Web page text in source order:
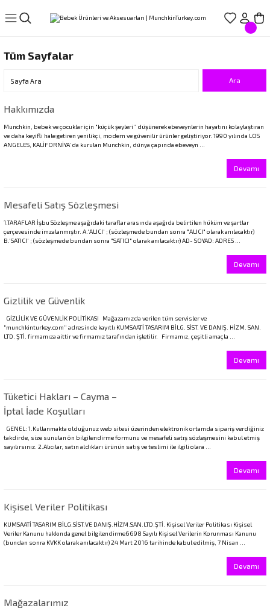
Geri Dön
Geri Dön
Geri Dön
Setleri
Geri Dön
Geri Dön
Tüm Sayfalar
Hakkımızda
Munchkin, bebek ve çocuklar için "küçük şeyleri” düşünerek ebeveynlerin hayatını kolaylaştıran
ve daha keyifli hale getiren yenilikçi, modern ve güvenilir ürünler geliştiriyor. 1990 yılında LOS
ANGELES, KALİFORNİYA’da kurulan Munchkin, dünya çapında ebeveyn ...
Devamı
Mesafeli Satış Sözleşmesi
1.TARAFLAR İşbu Sözleşme aşağıdaki taraflar arasında aşağıda belirtilen hüküm ve şartlar
çerçevesinde imzalanmıştır. A.‘ALICI’ ; (sözleşmede bundan sonra "ALICI" olarak anılacaktır)
B.‘SATICI’ ; (sözleşmede bundan sonra "SATICI" olarak anılacaktır) AD- SOYAD: ADRES ...
Devamı
Gizlilik ve Güvenlik
GİZLİLİK VE GÜVENLİK POLİTİKASI Mağazamızda verilen tüm servisler ve
"munchkinturkey.com” adresinde kayıtlı KUMSAATİ TASARIM BİLG. SİST. VE DANIŞ. HİZM. SAN.
LTD. ŞTİ. firmamıza aittir ve firmamız tarafından işletilir. Firmamız, çeşitli amaçla ...
Devamı
Tüketici Hakları – Cayma –
İptal İade Koşulları
GENEL: 1.Kullanmakta olduğunuz web sitesi üzerinden elektronik ortamda sipariş verdiğiniz
takdirde, size sunulan ön bilgilendirme formunu ve mesafeli satış sözleşmesini kabul etmiş
sayılırsınız. 2.Alıcılar, satın aldıkları ürünün satış ve teslimi ile ilgili olara ...
Devamı
Kişisel Veriler Politikası
KUMSAATİ TASARIM BİLG.SİST.VE DANIŞ.HİZM.SAN.LTD.ŞTİ. Kişisel Veriler Politikası Kişisel
Veriler Kanunu hakkında genel bilgilendirme6698 Sayılı Kişisel Verilerin Korunması Kanunu
(bundan sonra KVKK olarak anılacaktır) 24 Mart 2016 tarihinde kabul edilmiş, 7 Nisan ...
Devamı
Mağazalarımız